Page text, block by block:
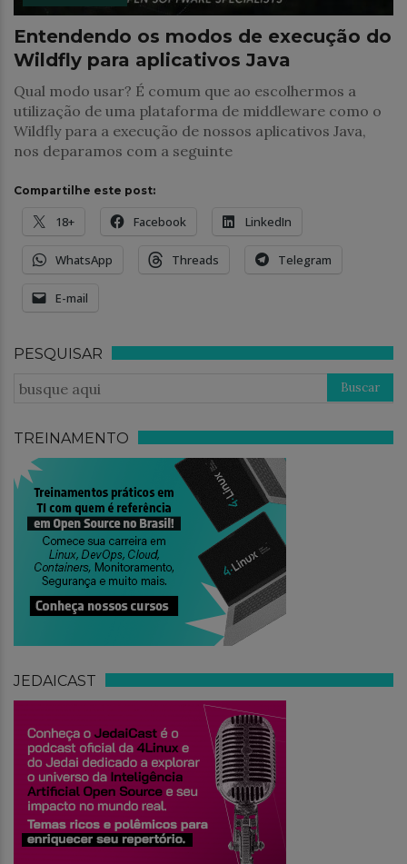
Entendendo os modos de execução do
Wildfly para aplicativos Java
Qual modo usar? É comum que ao escolhermos a
utilização de uma plataforma de middleware como o
Wildfly para a execução de nossos aplicativos Java,
nos deparamos com a seguinte
Compartilhe este post:
18+ Facebook LinkedIn
WhatsApp Threads Telegram
E-mail
PESQUISAR
TREINAMENTO
JEDAICAST